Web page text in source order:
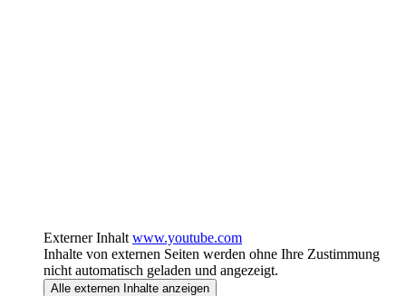
Externer Inhalt www.youtube.com
Inhalte von externen Seiten werden ohne Ihre Zustimmung
nicht automatisch geladen und angezeigt.
Alle externen Inhalte anzeigen